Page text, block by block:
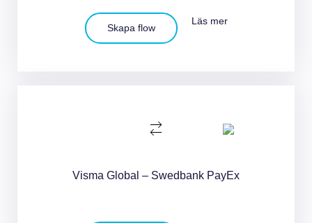
Skapa flow
Läs mer
Visma Global – Swedbank PayEx